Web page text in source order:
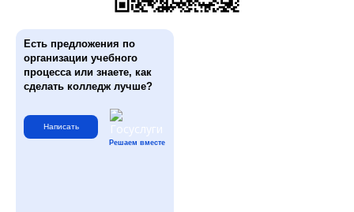
Есть предложения по
организации учебного
процесса или знаете, как
сделать колледж лучше?
Написать
Решаем вместе